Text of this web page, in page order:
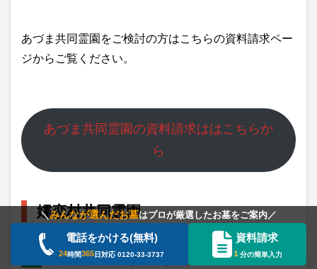
あづま共同霊園をご検討の方はこちらの資料請求ペー
ジからご覧ください。
あづま共同霊園の資料請求ははこちらか
ら
嬬恋村共同霊園
嬬恋村共同霊園(一般墓)
＼みんなが選んだお墓はプロが厳選したお墓をご案内／
電話をかける(無料)
24時間365日対応0120-33-3737
資料請求
１ 分の簡単入力